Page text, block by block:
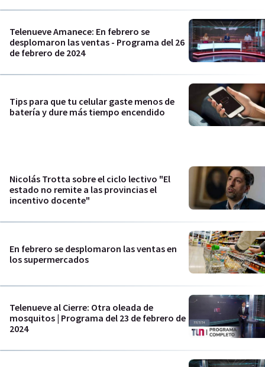
Telenueve Amanece: En febrero se
desplomaron las ventas - Programa del 26
de febrero de 2024
Tips para que tu celular gaste menos de
batería y dure más tiempo encendido
Nicolás Trotta sobre el ciclo lectivo "El
estado no remite a las provincias el
incentivo docente"
En febrero se desplomaron las ventas en
los supermercados
Telenueve al Cierre: Otra oleada de
mosquitos | Programa del 23 de febrero de
2024